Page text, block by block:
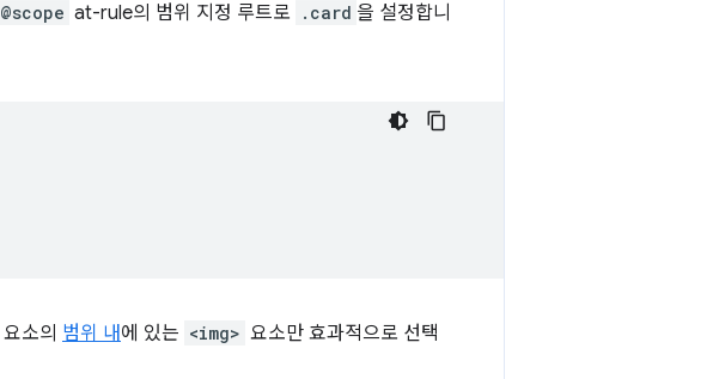
@scope at-rule의 범위 지정 루트로 .card 을 설정합니
요소의 범위 내 에 있는 <img> 요소만 효과적으로 선택